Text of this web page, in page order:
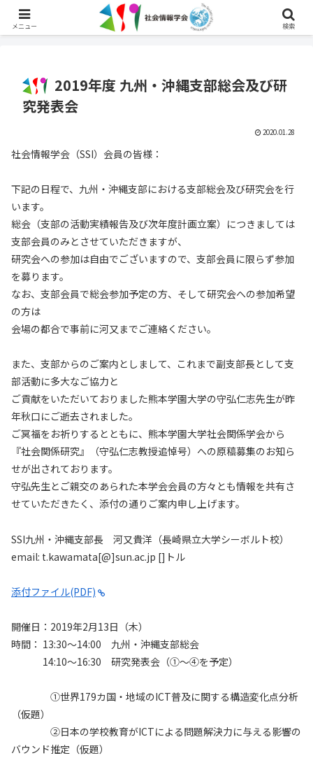
English
2019年度 九州・沖縄支部総会及び研
究発表会
2020.01.28
社会情報学会（SSI）会員の皆様：
下記の日程で、九州・沖縄支部における支部総会及び研究会を行
います。
総会（支部の活動実績報告及び次年度計画立案）につきましては
支部会員のみとさせていただきますが、
研究会への参加は自由でございますので、支部会員に限らず参加
を募ります。
なお、支部会員で総会参加予定の方、そして研究会への参加希望
の方は
会場の都合で事前に河又までご連絡ください。
また、支部からのご案内としまして、これまで副支部長として支
部活動に多大なご協力と
ご貢献をいただいておりました熊本学園大学の守弘仁志先生が昨
年秋口にご逝去されました。
ご冥福をお祈りするとともに、熊本学園大学社会関係学会から
『社会関係研究』（守弘仁志教授追悼号）への原稿募集のお知ら
せが出されております。
守弘先生とご親交のあられた本学会会員の方々とも情報を共有さ
せていただきたく、添付の通りご案内申し上げます。
SSI九州・沖縄支部長 河又貴洋（長崎県立大学シーボルト校）
email: t.kawamata[@]sun.ac.jp []トル
添付ファイル(PDF)
開催日：2019年2月13日（木）
時間： 13:30～14:00 九州・沖縄支部総会
14:10～16:30 研究発表会（①～④を予定）
①世界179カ国・地域のICT普及に関する構造変化点分析
（仮題）
②日本の学校教育がICTによる問題解決力に与える影響の
バウンド推定（仮題）
メニュー 検索